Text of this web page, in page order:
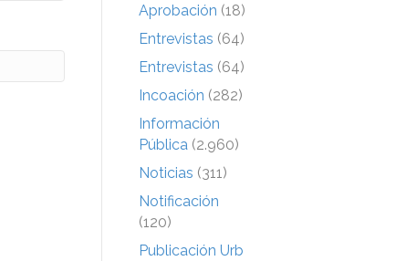
Aprobación (18)
Entrevistas (64)
Entrevistas (64)
Incoación (282)
Información
Pública (2.960)
Noticias (311)
Notificación
(120)
Publicación Urb